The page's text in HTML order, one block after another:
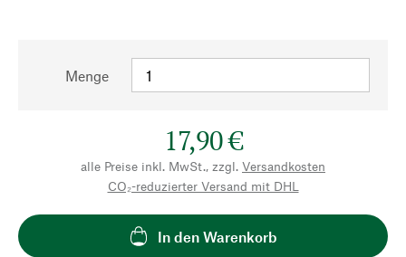
Menge
17,90 €
alle Preise inkl. MwSt., zzgl. Versandkosten
CO₂-reduzierter Versand mit DHL
In den Warenkorb